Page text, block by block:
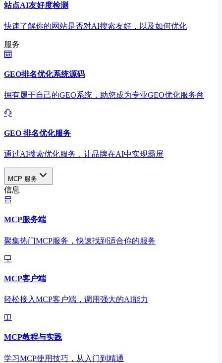
站点AI友好度检测
快速了解你的网站是否对AI搜索友好，以及如何优化
服务
GEO排名优化系统源码
拥有属于自己的GEO系统，助您成为专业GEO优化服务商
GEO 排名优化服务
通过AI搜索优化服务，让品牌在AI中实现霸屏
MCP 服务
信息
MCP服务端
聚集热门MCP服务，快速找到适合你的服务
MCP客户端
轻松接入MCP客户端，调用强大的AI能力
MCP教程与实践
学习MCP使用技巧，从入门到精通